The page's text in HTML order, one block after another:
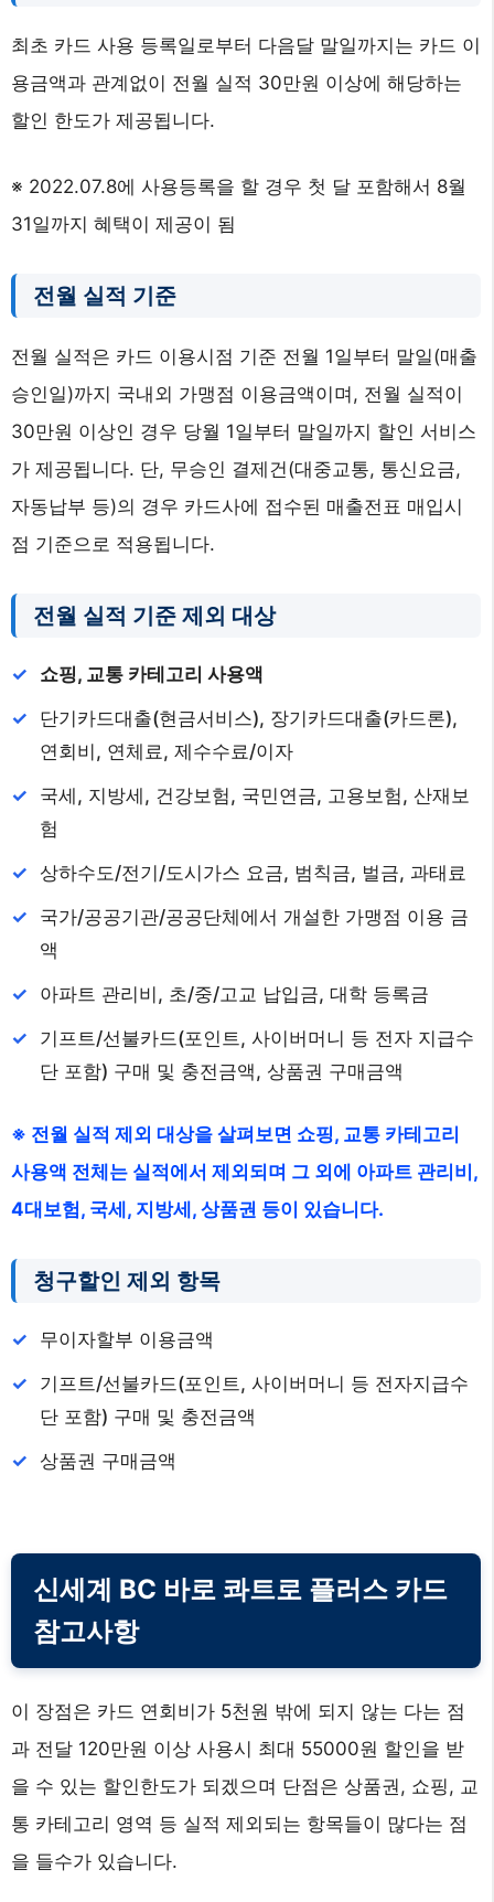
최초 카드 사용 등록일로부터 다음달 말일까지는 카드 이
용금액과 관계없이 전월 실적 30만원 이상에 해당하는
할인 한도가 제공됩니다.
※ 2022.07.8에 사용등록을 할 경우 첫 달 포함해서 8월
31일까지 혜택이 제공이 됨
전월 실적 기준
전월 실적은 카드 이용시점 기준 전월 1일부터 말일(매출
승인일)까지 국내외 가맹점 이용금액이며, 전월 실적이
30만원 이상인 경우 당월 1일부터 말일까지 할인 서비스
가 제공됩니다. 단, 무승인 결제건(대중교통, 통신요금,
자동납부 등)의 경우 카드사에 접수된 매출전표 매입시
점 기준으로 적용됩니다.
전월 실적 기준 제외 대상
쇼핑, 교통 카테고리 사용액
단기카드대출(현금서비스), 장기카드대출(카드론),
연회비, 연체료, 제수수료/이자
국세, 지방세, 건강보험, 국민연금, 고용보험, 산재보
험
상하수도/전기/도시가스 요금, 범칙금, 벌금, 과태료
국가/공공기관/공공단체에서 개설한 가맹점 이용 금
액
아파트 관리비, 초/중/고교 납입금, 대학 등록금
기프트/선불카드(포인트, 사이버머니 등 전자 지급수
단 포함) 구매 및 충전금액, 상품권 구매금액
※ 전월 실적 제외 대상을 살펴보면 쇼핑, 교통 카테고리
사용액 전체는 실적에서 제외되며 그 외에 아파트 관리비,
4대보험, 국세, 지방세, 상품권 등이 있습니다.
청구할인 제외 항목
무이자할부 이용금액
기프트/선불카드(포인트, 사이버머니 등 전자지급수
단 포함) 구매 및 충전금액
상품권 구매금액
신세계 BC 바로 콰트로 플러스 카드
참고사항
이 장점은 카드 연회비가 5천원 밖에 되지 않는 다는 점
과 전달 120만원 이상 사용시 최대 55000원 할인을 받
을 수 있는 할인한도가 되겠으며 단점은 상품권, 쇼핑, 교
통 카테고리 영역 등 실적 제외되는 항목들이 많다는 점
을 들수가 있습니다.